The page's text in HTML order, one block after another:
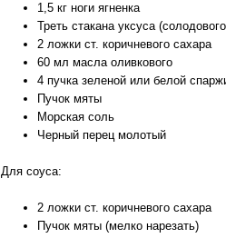
1,5 кг ноги ягненка
Треть стакана уксуса
2 ложки ст. коричневого сахара
60 мл масла оливкового
4 пучка зеленой или белой
Пучок мяты
Морская соль
Черный перец молотый
Для соуса:
2 ложки ст. коричневого сахара
Пучок мяты (мелко нарезать)